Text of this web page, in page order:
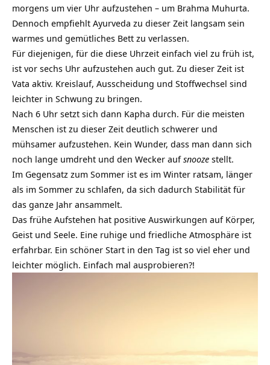
morgens um vier Uhr aufzustehen – um Brahma Muhurta.
Dennoch empfiehlt Ayurveda zu dieser Zeit langsam sein
warmes und gemütliches Bett zu verlassen.
Für diejenigen, für die diese Uhrzeit einfach viel zu früh ist,
ist vor sechs Uhr aufzustehen auch gut. Zu dieser Zeit ist
Vata aktiv. Kreislauf, Ausscheidung und Stoffwechsel sind
leichter in Schwung zu bringen.
Nach 6 Uhr setzt sich dann Kapha durch. Für die meisten
Menschen ist zu dieser Zeit deutlich schwerer und
mühsamer aufzustehen. Kein Wunder, dass man dann sich
noch lange umdreht und den Wecker aufsnooze stellt.
Im Gegensatz zum Sommer ist es im Winter ratsam, länger
als im Sommer zu schlafen, da sich dadurch Stabilität für
das ganze Jahr ansammelt.
Das frühe Aufstehen hat positive Auswirkungen auf Körper,
Geist und Seele. Eine ruhige und friedliche Atmosphäre ist
erfahrbar. Ein schöner Start in den Tag ist so viel eher und
leichter möglich. Einfach mal ausprobieren?!